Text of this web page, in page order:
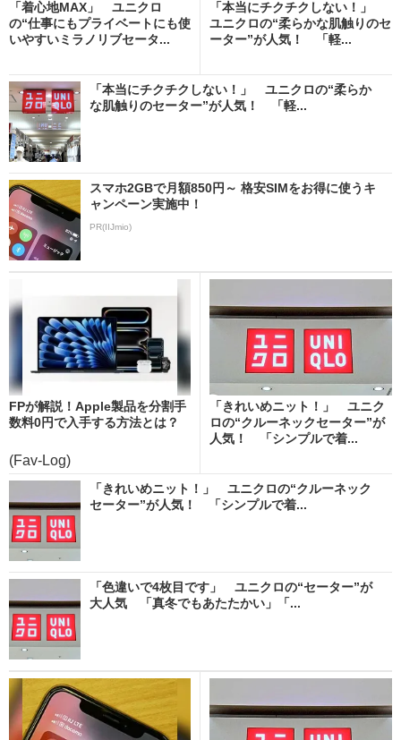
「着心地MAX」 ユニクロ
の“仕事にもプライベートにも使
いやすいミラノリブセータ...
「本当にチクチクしない！」
ユニクロの“柔らかな肌触りのセ
ーター”が人気！ 「軽...
「本当にチクチクしない！」 ユニクロの“柔らか
な肌触りのセーター”が人気！ 「軽...
スマホ2GBで月額850円～ 格安SIMをお得に使うキ
ャンペーン実施中！
PR(IIJmio)
FPが解説！Apple製品を分割手
数料0円で入手する方法とは？
(Fav-Log)
「きれいめニット！」 ユニク
ロの“クルーネックセーター”が
人気！ 「シンプルで着...
「きれいめニット！」 ユニクロの“クルーネック
セーター”が人気！ 「シンプルで着...
「色違いで4枚目です」 ユニクロの“セーター”が
大人気 「真冬でもあたたかい」「...